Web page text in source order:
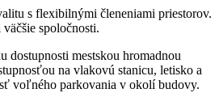
s flexibilnými členeniami priestorov.
spoločnosti.
dostupnosti mestskou hromadnou
na vlakovú stanicu, letisko a
voľného parkovania v okolí budovy.